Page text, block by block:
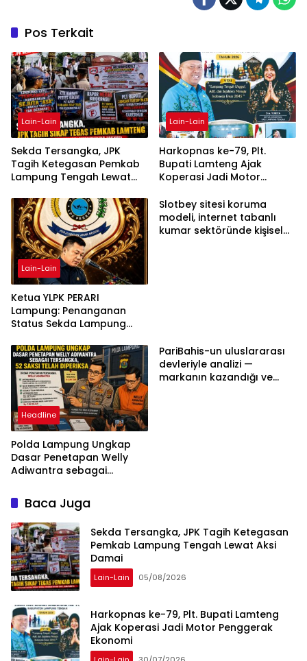
Pos Terkait
Lain-Lain
Sekda Tersangka, JPK
Tagih Ketegasan Pemkab
Lampung Tengah Lewat
Lain-Lain
Harkopnas ke-79, Plt.
Bupati Lamteng Ajak
Koperasi Jadi Motor
Lain-Lain
Ketua YLPK PERARI
Lampung: Penanganan
Status Sekda Lampung
Berdasarkan Aturan,
Bukan Tekanan Opini
Slotbey sitesi koruma
modeli, internet tabanlı
kumar sektöründe kişisel
Headline
Polda Lampung Ungkap
Dasar Penetapan Welly
Adiwantra sebagai
Diperiksa
PariBahis-un uluslararası
devleriyle analizi —
markanın kazandığı ve
Baca Juga
Sekda Tersangka, JPK Tagih Ketegasan
Pemkab Lampung Tengah Lewat Aksi
Damai
Lain-Lain 05/08/2026
Harkopnas ke-79, Plt. Bupati Lamteng
Ajak Koperasi Jadi Motor Penggerak
Ekonomi